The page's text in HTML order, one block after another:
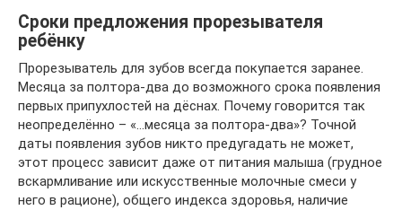
Сроки предложения прорезывателя
ребёнку
Прорезыватель для зубов всегда покупается заранее.
Месяца за полтора-два до возможного срока появления
первых припухлостей на дёснах. Почему говорится так
неопределённо – «…месяца за полтора-два»? Точной
даты появления зубов никто предугадать не может,
этот процесс зависит даже от питания малыша (грудное
вскармливание или искусственные молочные смеси у
него в рационе), общего индекса здоровья, наличие